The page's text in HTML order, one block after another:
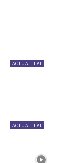
ACTUALITAT
ACTUALITAT